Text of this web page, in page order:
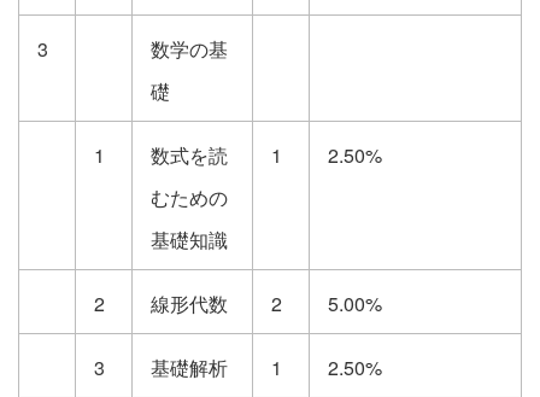
3
数学の基
礎
1
数式を読
むための
基礎知識
1 2.50%
2 線形代数 2 5.00%
3 基礎解析 1 2.50%